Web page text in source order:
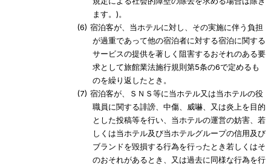
ます。)。
宿泊客が、当ホテルに対し、その実施に伴う負担
が過重であって他の宿泊者に対する宿泊に関する
サービスの提供を著しく阻害するおそれのある要
求として旅館業法施行規則第5条の6で定めるも
のを繰り返したとき。
宿泊客が、ＳＮＳ等に当ホテル又は当ホテルの役
職員に関する誹謗、中傷、威嚇、又は炎上を目的
とした投稿等を行い、当ホテルの運営の妨害、若
しくは当ホテル及び当ホテルグループの信用及び
ブランドを毀損する行為を行ったとき若しくはそ
のおそれがあるとき、又は過去に同様な行為を行